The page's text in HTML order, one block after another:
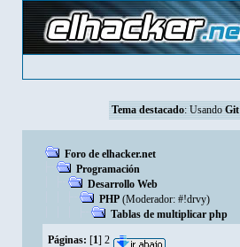
Tema destacado: Usando Git
Foro de elhacker.net
Programación
Desarrollo Web
PHP (Moderador: #!drvy)
Tablas de multiplicar php
Páginas: [1] 2